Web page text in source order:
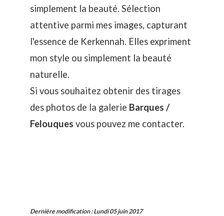
simplement la beauté. Sélection
attentive parmi mes images, capturant
l'essence de Kerkennah. Elles expriment
mon style ou simplement la beauté
naturelle.
Si vous souhaitez obtenir des tirages
des photos de la galerie Barques /
Felouques vous pouvez me contacter.
Dernière modification:Lundi 05 juin 2017